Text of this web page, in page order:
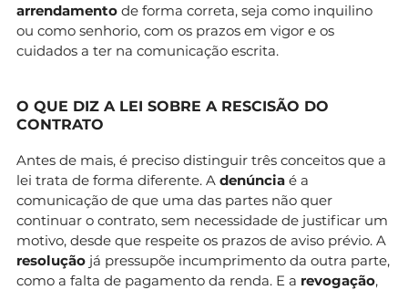
arrendamento de forma correta, seja como inquilino
ou como senhorio, com os prazos em vigor e os
cuidados a ter na comunicação escrita.
O QUE DIZ A LEI SOBRE A RESCISÃO DO
CONTRATO
Antes de mais, é preciso distinguir três conceitos que a
lei trata de forma diferente. A denúncia é a
comunicação de que uma das partes não quer
continuar o contrato, sem necessidade de justificar um
motivo, desde que respeite os prazos de aviso prévio. A
resolução já pressupõe incumprimento da outra parte,
como a falta de pagamento da renda. E a revogação,